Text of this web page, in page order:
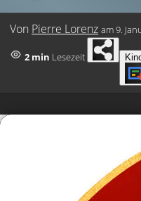
Von Pierre Lorenz am9.
2 min Lesezeit